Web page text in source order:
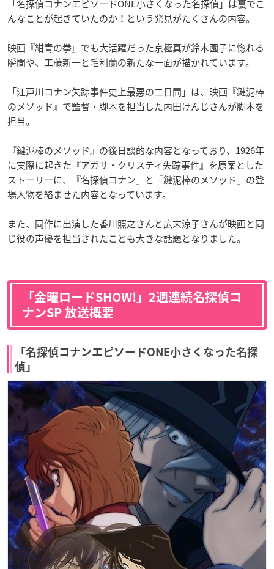
「名探偵コナンエピソードONE小さくなった名探偵」は裏でこ
んなことが起きていたのか！という発見がたくさんの内容。
映画『紺青の拳』でも大活躍だった京極真が鈴木園子に惚れる
瞬間や、工藤新一と毛利蘭の新たな一面が描かれています。
「江戸川コナン失踪事件史上最悪の二日間」は、映画『鍵泥棒
のメソッド』で監督・脚本を担当した内田けんじさんが脚本を
担当。
『鍵泥棒のメソッド』の後日談的な内容となっており、1926年
に実際に起きた『アガサ・クリスティ失踪事件』を原案とした
ストーリーに、『名探偵コナン』と『鍵泥棒のメソッド』の登
場人物を絡ませた内容となっています。
また、同作に出演した香川照之さんと広末涼子さんが映画と同
じ役の声優を担当されたことも大きな話題となりました。
「金曜ロードSHOW!」2週連続名探偵コ
ナンSP 放送概要
「名探偵コナンエピソードONE小さくなった名探
偵」